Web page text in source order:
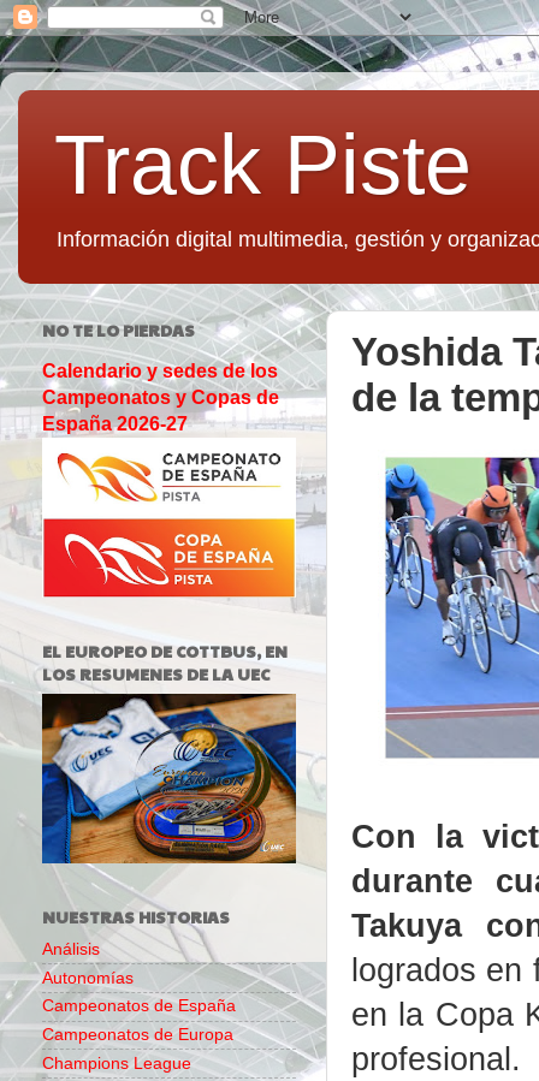
Track Piste
Información digital multimedia, gestión y
Yoshida
de la
Con la
durante
Takuya
logrados en
en la Copa
NO TE LO PIERDAS
Calendario y sedes de los
Campeonatos y Copas de
España 2026-27
EL EUROPEO DE COTTBUS, EN
LOS RESUMENES DE LA UEC
NUESTRAS HISTORIAS
Análisis
Autonomías
Campeonatos de España
Campeonatos de Europa
Champions League